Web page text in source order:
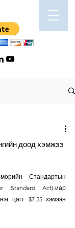
доод хэмжээ
Стандартын
Standard Act)-иар
цагт $7.25 хэмээн